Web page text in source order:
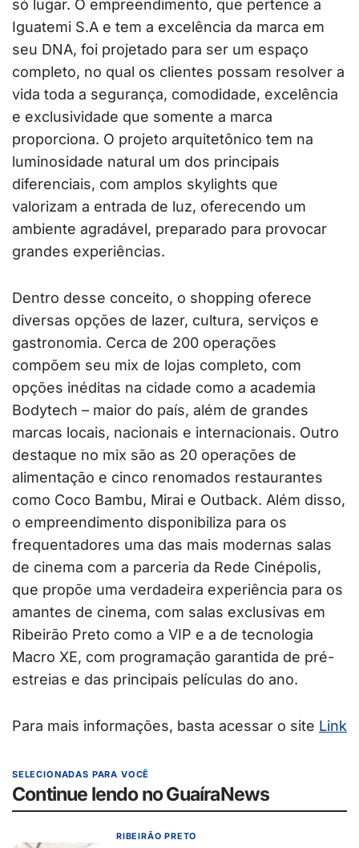
só lugar. O empreendimento, que pertence a
Iguatemi S.A e tem a excelência da marca em
seu DNA, foi projetado para ser um espaço
completo, no qual os clientes possam resolver a
vida toda a segurança, comodidade, excelência
e exclusividade que somente a marca
proporciona. O projeto arquitetônico tem na
luminosidade natural um dos principais
diferenciais, com amplos skylights que
valorizam a entrada de luz, oferecendo um
ambiente agradável, preparado para provocar
grandes experiências.
Dentro desse conceito, o shopping oferece
diversas opções de lazer, cultura, serviços e
gastronomia. Cerca de 200 operações
compõem seu mix de lojas completo, com
opções inéditas na cidade como a academia
Bodytech – maior do país, além de grandes
marcas locais, nacionais e internacionais. Outro
destaque no mix são as 20 operações de
alimentação e cinco renomados restaurantes
como Coco Bambu, Mirai e Outback. Além disso,
o empreendimento disponibiliza para os
frequentadores uma das mais modernas salas
de cinema com a parceria da Rede Cinépolis,
que propõe uma verdadeira experiência para os
amantes de cinema, com salas exclusivas em
Ribeirão Preto como a VIP e a de tecnologia
Macro XE, com programação garantida de pré-
estreias e das principais películas do ano.
Para mais informações, basta acessar o site Link
SELECIONADAS PARA VOCÊ
Continue lendo no GuaíraNews
RIBEIRÃO PRETO